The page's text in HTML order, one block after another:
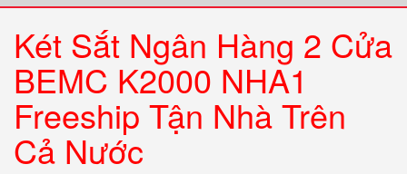
Két Sắt Ngân Hàng 2 Cửa
BEMC K2000 NHA1
Freeship Tận Nhà Trên
Cả Nước